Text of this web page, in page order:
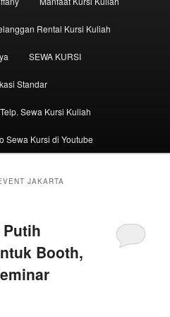
Rental Kursi Kuliah
SEWA KURSI
Standar
Telp. Sewa Kursi Kuliah
Sewa Kursi di Youtube
JAKARTA
Putih
Booth,